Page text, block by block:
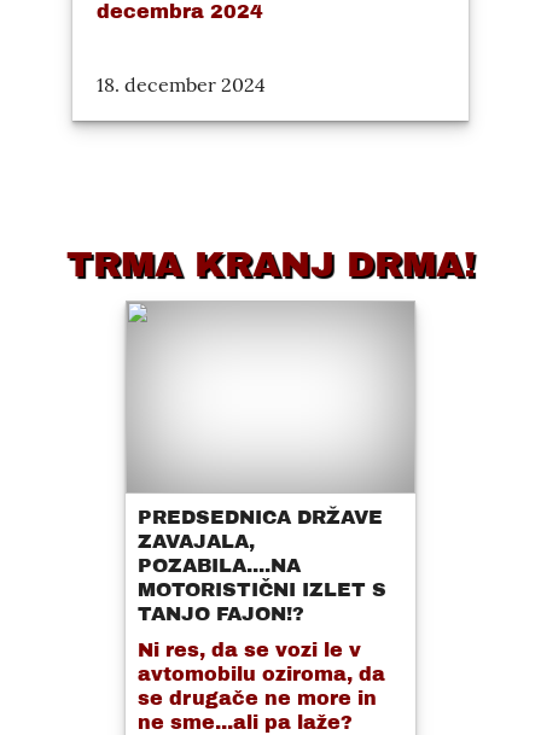
decembra 2024
18. december 2024
TRMA KRANJ DRMA!
PREDSEDNICA DRŽAVE
ZAVAJALA,
POZABILA....NA
MOTORISTIČNI IZLET S
TANJO FAJON!?
Ni res, da se vozi le v
avtomobilu oziroma, da
se drugače ne more in
ne sme...ali pa laže?